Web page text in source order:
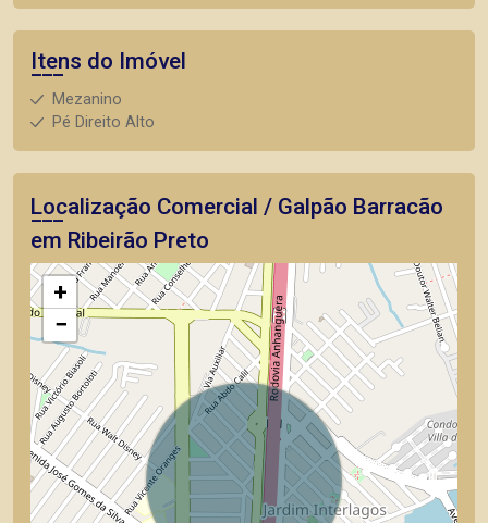
Itens do Imóvel
Mezanino
Pé Direito Alto
Localização Comercial / Galpão Barracão
em Ribeirão Preto
+
−